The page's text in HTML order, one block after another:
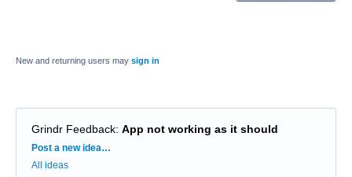
New and returning users may sign in
Grindr Feedback: App not working as it should
Categories
Post a new idea…
All ideas